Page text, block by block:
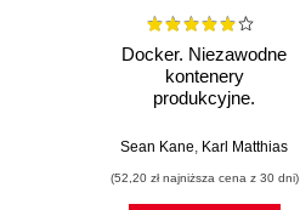
Docker. Niezawodne
kontenery
produkcyjne.
zastosowania.
Sean Kane Karl Matthias
(52,20 zł najniższa cena z 30 dni)